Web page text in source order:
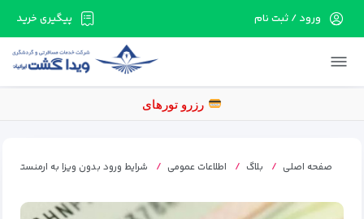
در حال حاضر ارتباط با سرور قطع می باشد لطفا
ر
پیگیری خرید ورود / ثبت نام
صفحه اصلی بلاگ اطلاعات عمومی شرایط ورود بدون ویزا به ارمنستان